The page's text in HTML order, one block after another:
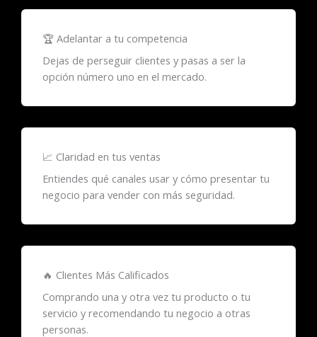
🏆 Adelantar a tu competencia
Dejas de perseguir clientes y pasas a ser la
opción número uno en el mercado.
📈 Claridad en tus ventas
Entiendes qué canales usar y cómo presentar tu
negocio para vender con más seguridad.
🔥 Clientes Más Calificados
Comprando una y otra vez tu producto o tu
servicio y recomendando tu negocio a otras
personas.